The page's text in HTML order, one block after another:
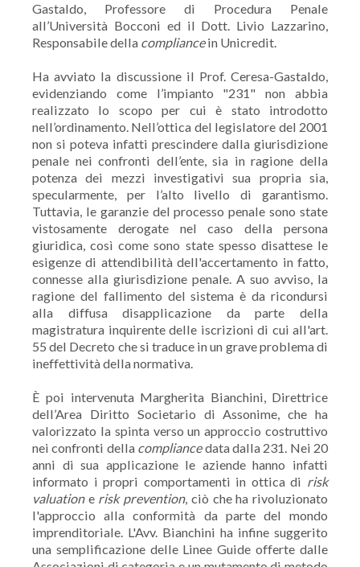
Gastaldo, Professore di Procedura Penale
all’Università Bocconi ed il Dott. Livio Lazzarino,
Responsabile della compliancein Unicredit.
Ha avviato la discussione il Prof. Ceresa-Gastaldo,
evidenziando come l’impianto "231" non abbia
realizzato lo scopo per cui è stato introdotto
nell’ordinamento. Nell’ottica del legislatore del 2001
non si poteva infatti prescindere dalla giurisdizione
penale nei confronti dell’ente, sia in ragione della
potenza dei mezzi investigativi sua propria sia,
specularmente, per l’alto livello di garantismo.
Tuttavia, le garanzie del processo penale sono state
vistosamente derogate nel caso della persona
giuridica, così come sono state spesso disattese le
esigenze di attendibilità dell'accertamento in fatto,
connesse alla giurisdizione penale. A suo avviso, la
ragione del fallimento del sistema è da ricondursi
alla diffusa disapplicazione da parte della
magistratura inquirente delle iscrizioni di cui all'art.
55 del Decreto che si traduce in un grave problema di
ineffettività della normativa.
È poi intervenuta Margherita Bianchini, Direttrice
dell’Area Diritto Societario di Assonime, che ha
valorizzato la spinta verso un approccio costruttivo
nei confronti della compliancedata dalla 231. Nei 20
anni di sua applicazione le aziende hanno infatti
informato i propri comportamenti in ottica di risk
valuatione risk prevention, ciò che ha rivoluzionato
l'approccio alla conformità da parte del mondo
imprenditoriale. L'Avv. Bianchini ha infine suggerito
una semplificazione delle Linee Guide offerte dalle